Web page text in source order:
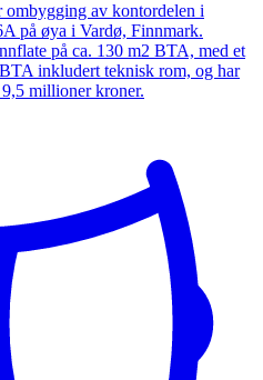
ombygging av kontordelen i
på øya i Vardø, Finnmark.
på ca. 130 m2 BTA, med et
inkludert teknisk rom, og har
millioner kroner.